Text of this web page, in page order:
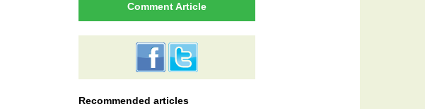
Comment Article
Recommended articles